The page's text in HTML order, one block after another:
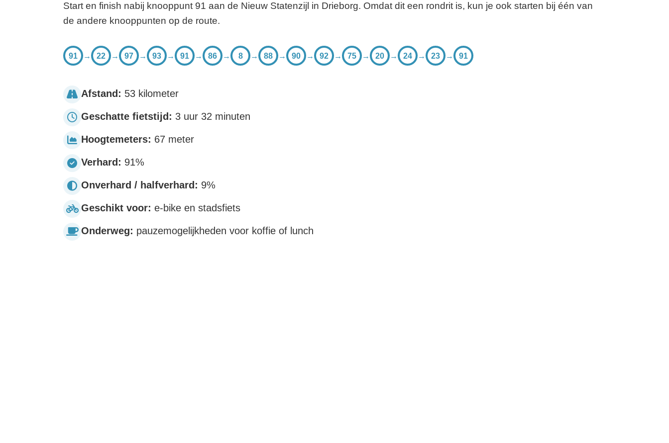
Start en finish nabij knooppunt 91 aan de Nieuw Statenzijl in Drieborg. Omdat dit een rondrit is, kun je ook starten bij één van
de andere knooppunten op de route.
91 → 22 → 97 → 93 → 91 → 86 → 8 → 88 → 90 → 92 → 75 → 20 → 24 → 23 → 91
Afstand: 53 kilometer
Geschatte fietstijd: 3 uur 32 minuten
Hoogtemeters: 67 meter
Verhard: 91%
Onverhard / halfverhard: 9%
Geschikt voor: e-bike en stadsfiets
Onderweg: pauzemogelijkheden voor koffie of lunch